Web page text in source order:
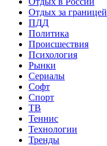
Отдых за границей
ПДД
Политика
Происшествия
Психология
Рынки
Сериалы
Софт
Спорт
ТВ
Теннис
Технологии
Тренды